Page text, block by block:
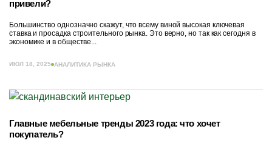
привели?
Большинство однозначно скажут, что всему виной высокая ключевая
ставка и просадка строительного рынка. Это верно, но так как сегодня в
экономике и в обществе...
ИЮЛ 18, 2025 АНАЛИТИКА РЫНКА
Главные мебельные тренды 2023 года: что хочет
покупатель?